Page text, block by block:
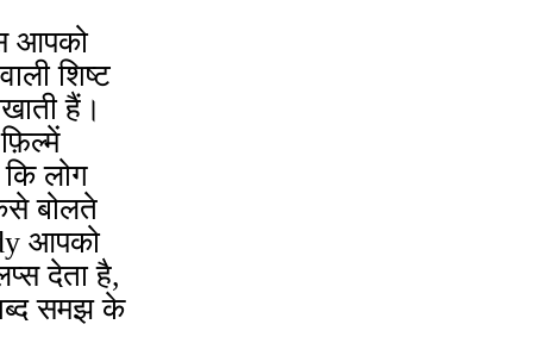
आपको
शिष्ट
हैं।
लोग
बोलते
आपको
देता है,
समझ के